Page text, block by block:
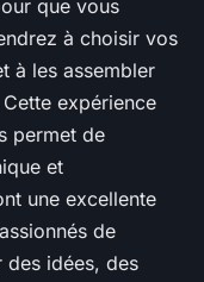
que vous
à choisir vos
à les assembler
expérience
permet de
et
une excellente
de
des idées, des